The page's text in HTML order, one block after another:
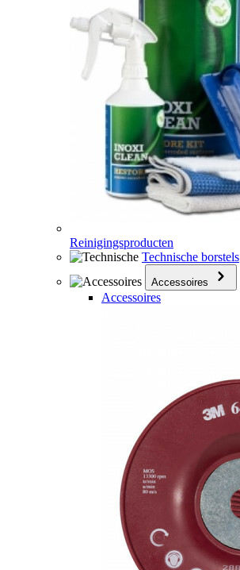
Reinigingsproducten
Technische borstels
Accessoires
Accessoires